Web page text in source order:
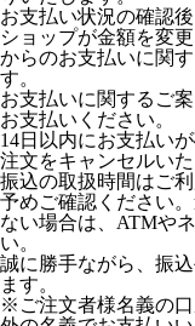
お支払い状況の確認
ショップが金額を変
からのお支払いに関
す。
お支払いに関するご
お支払いください。
14日以内にお支払い
注文をキャンセルいた
振込の取扱時間はご
予めご確認ください
ない場合は、ATMや
い。
誠に勝手ながら、振
ます。
※ご注文者様名義の